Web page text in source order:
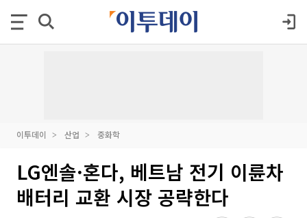
이투데이 산업 중화학
LG엔솔·혼다, 베트남 전기 이륜차
배터리 교환 시장 공략한다